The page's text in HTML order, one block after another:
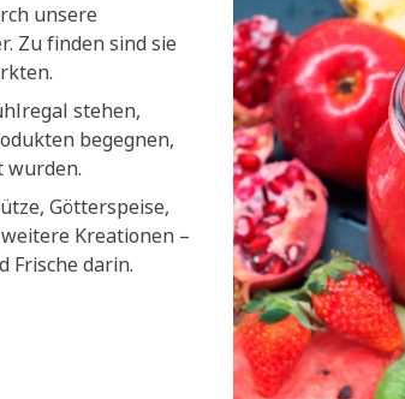
unsere
Zu finden sind sie
stehen,
begegnen,
wurden.
Götterspeise,
Kreationen –
Frische darin.